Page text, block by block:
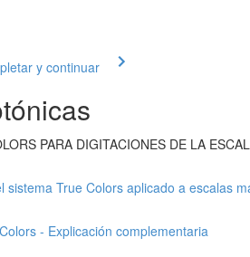
y continuar
PARA DIGITACIONES DE LA
sistema True Colors aplicado a escalas
- Explicación complementaria